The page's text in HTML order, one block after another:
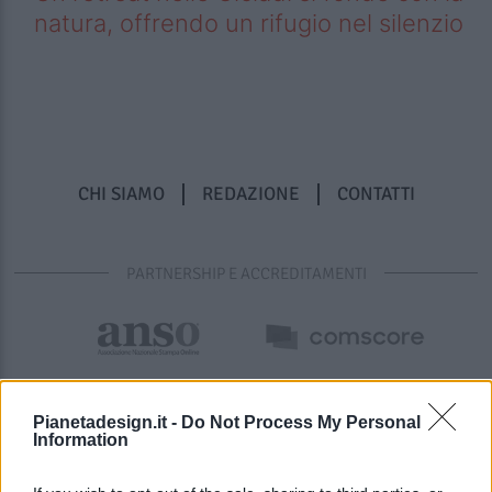
Pianetadesign.it - Do Not Process My Personal
Information
natura, offrendo un rifugio nel silenzio
CHI SIAMO REDAZIONE CONTATTI
PARTNERSHIP E ACCREDITAMENTI